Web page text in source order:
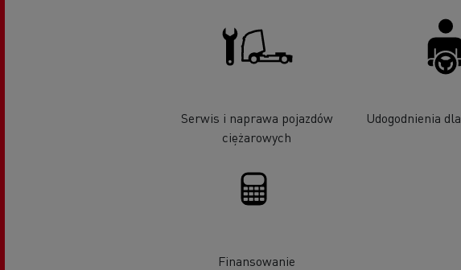
Serwis i naprawa pojazdów
ciężarowych
Udogodnienia
Finansowanie